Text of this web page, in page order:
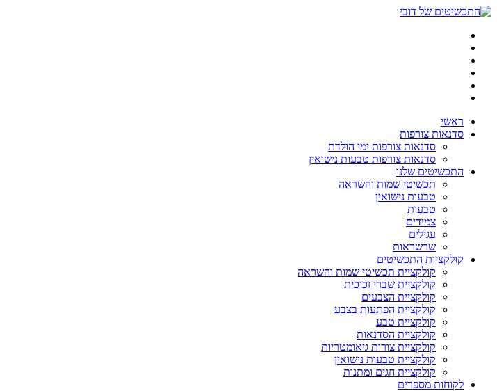
דלג
ראשי
סדנאות צורפות
סדנאות צורפות ימי הולדת
סדנאות צורפות טבעות נישואין
התכשיטים שלנו
תכשיטי שמות והשראה
טבעות נישואין
טבעות
צמידים
עגילים
שרשראות
קולקציות התכשיטים
קולקציית תכשיטי שמות והשראה
קולקציית שברי זכוכית
קולקציית הצבעים
קולקציית הפתעות בצבע
קולקציית טבע
קולקציית הסדנאות
קולקציית צורות גיאומטריות
קולקציית טבעות נישואין
קולקציית חגים ומתנות
לקוחות מספרים